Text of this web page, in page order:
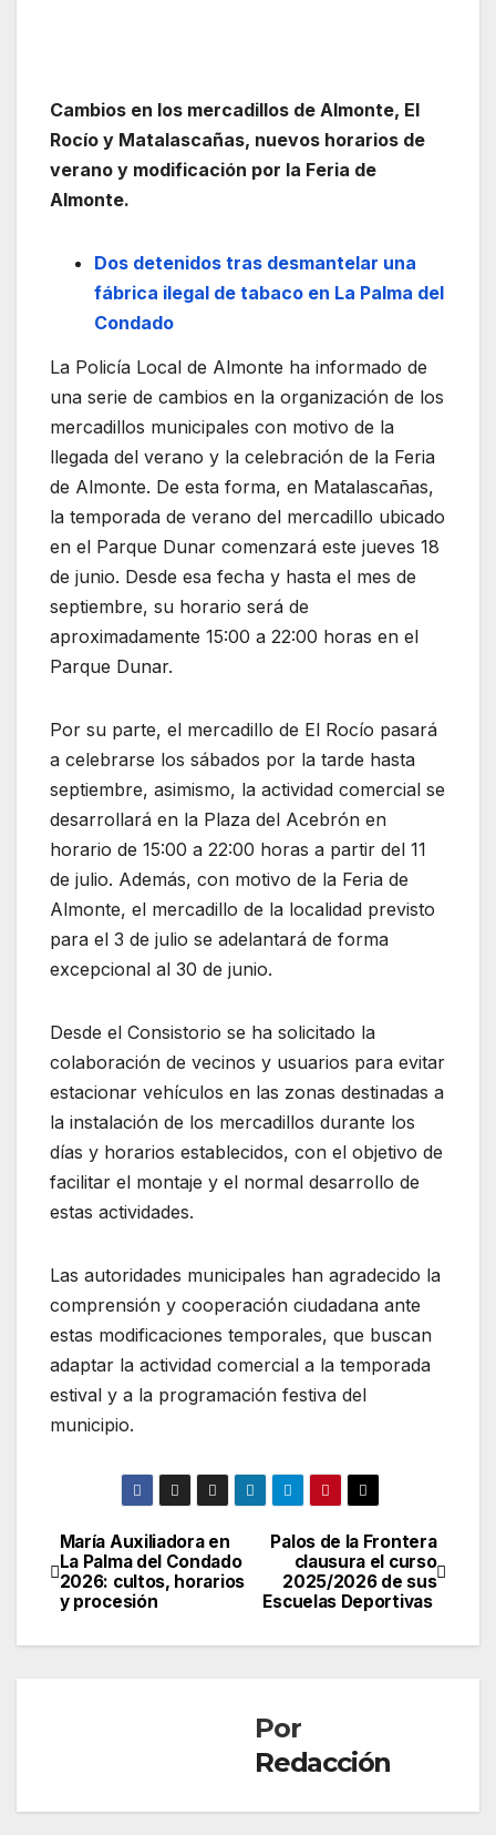
Cambios en los mercadillos de Almonte, El
Rocío y Matalascañas, nuevos horarios de
verano y modificación por la Feria de
Almonte.
Dos detenidos tras desmantelar una
fábrica ilegal de tabaco en La Palma del
Condado
La Policía Local de Almonte ha informado de
una serie de cambios en la organización de los
mercadillos municipales con motivo de la
llegada del verano y la celebración de la Feria
de Almonte. De esta forma, en Matalascañas,
la temporada de verano del mercadillo ubicado
en el Parque Dunar comenzará este jueves 18
de junio. Desde esa fecha y hasta el mes de
septiembre, su horario será de
aproximadamente 15:00 a 22:00 horas en el
Parque Dunar.
Por su parte, el mercadillo de El Rocío pasará
a celebrarse los sábados por la tarde hasta
septiembre, asimismo, la actividad comercial se
desarrollará en la Plaza del Acebrón en
horario de 15:00 a 22:00 horas a partir del 11
de julio. Además, con motivo de la Feria de
Almonte, el mercadillo de la localidad previsto
para el 3 de julio se adelantará de forma
excepcional al 30 de junio.
Desde el Consistorio se ha solicitado la
colaboración de vecinos y usuarios para evitar
estacionar vehículos en las zonas destinadas a
la instalación de los mercadillos durante los
días y horarios establecidos, con el objetivo de
facilitar el montaje y el normal desarrollo de
estas actividades.
Las autoridades municipales han agradecido la
comprensión y cooperación ciudadana ante
estas modificaciones temporales, que buscan
adaptar la actividad comercial a la temporada
estival y a la programación festiva del
municipio.
Navegación
de
entradas
Palos de la Frontera
clausura el curso
2025/2026 de sus
Escuelas Deportivas
María Auxiliadora en
La Palma del Condado
2026: cultos, horarios
y procesión
Por
Redacción